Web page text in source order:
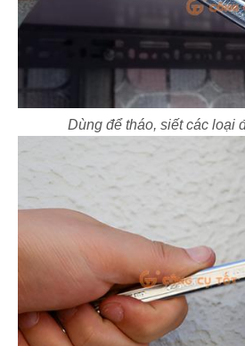
Dùng để tháo, siết các loại